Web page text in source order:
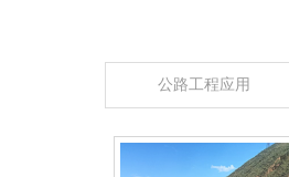
公路工程应用